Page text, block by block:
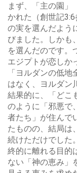
まず、「主の園」
かれた（創世記
の実を選んだよう
びました。しかも
を選んだのです。
エジプトが恋しか
「ヨルダンの低
はなく、ヨルダン
結果的に、「どこ
のように「邪悪で
者たち」が住んで
たものの、結局は
続けただけでした
終的に離れる目的
ない「神の恵み」